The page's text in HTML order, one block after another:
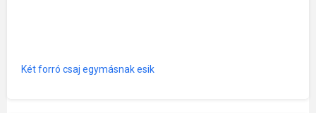
Két forró csaj egymásnak esik